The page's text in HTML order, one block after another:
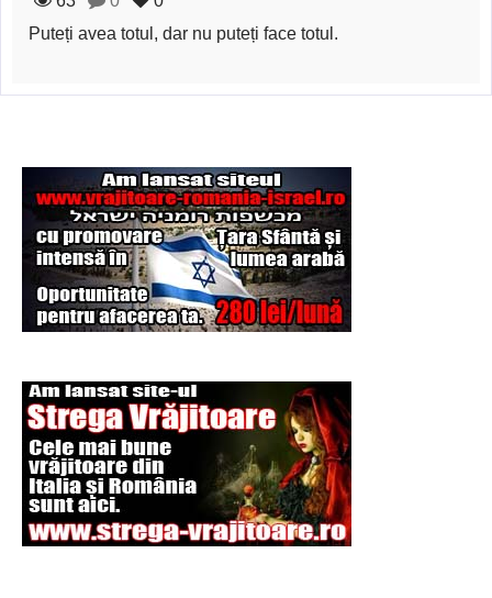
Şi-a vândut soţia
pentru un ritual de
Puteți avea totul, dar nu puteți face totul.